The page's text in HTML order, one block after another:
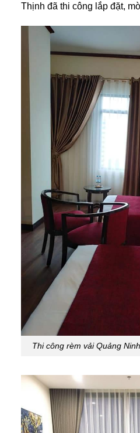
Thịnh đã thi công lắp đặt,
Thi công rèm vải Quảng